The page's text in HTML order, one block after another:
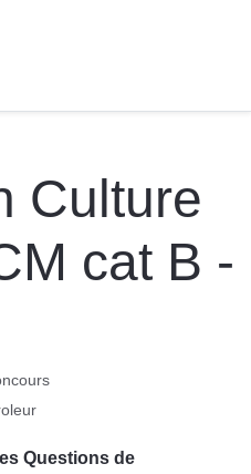
Culture
cat B -
Questions de